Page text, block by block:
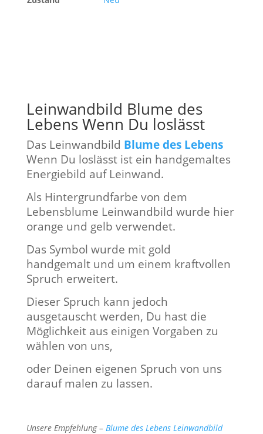
Leinwandbild Blume des
Lebens Wenn Du loslässt
Das Leinwandbild Blume des Lebens
Wenn Du loslässt ist ein handgemaltes
Energiebild auf Leinwand.
Als Hintergrundfarbe von dem
Lebensblume Leinwandbild wurde hier
orange und gelb verwendet.
Das Symbol wurde mit gold
handgemalt und um einem kraftvollen
Spruch erweitert.
Dieser Spruch kann jedoch
ausgetauscht werden, Du hast die
Möglichkeit aus einigen Vorgaben zu
wählen von uns,
oder Deinen eigenen Spruch von uns
darauf malen zu lassen.
Unsere Empfehlung – Blume des Lebens Leinwandbild